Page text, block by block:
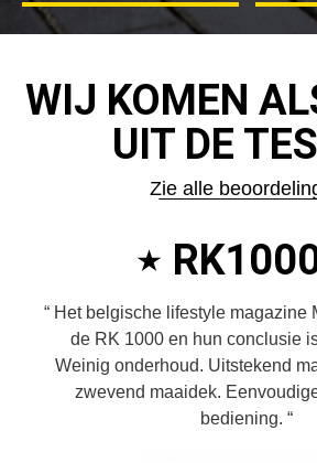
WIJ KOMEN
UIT DE
Zie alle
Het belgische lifestyle magazine
de RK 1000 en hun conclusie
Weinig onderhoud. Uitstekend
zwevend maaidek.
bediening.